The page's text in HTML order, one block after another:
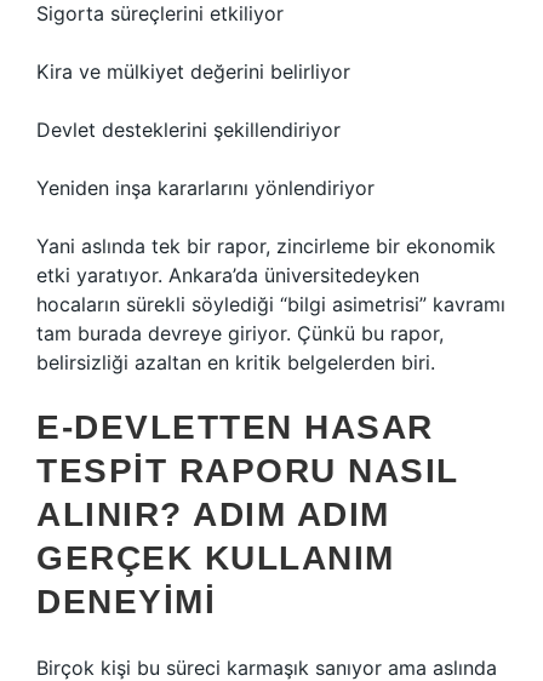
Sigorta süreçlerini etkiliyor
Kira ve mülkiyet değerini belirliyor
Devlet desteklerini şekillendiriyor
Yeniden inşa kararlarını yönlendiriyor
Yani aslında tek bir rapor, zincirleme bir ekonomik
etki yaratıyor. Ankara’da üniversitedeyken
hocaların sürekli söylediği “bilgi asimetrisi” kavramı
tam burada devreye giriyor. Çünkü bu rapor,
belirsizliği azaltan en kritik belgelerden biri.
E-DEVLETTEN HASAR
TESPIT RAPORU NASIL
ALINIR? ADIM ADIM
GERÇEK KULLANIM
DENEYIMI
Birçok kişi bu süreci karmaşık sanıyor ama aslında